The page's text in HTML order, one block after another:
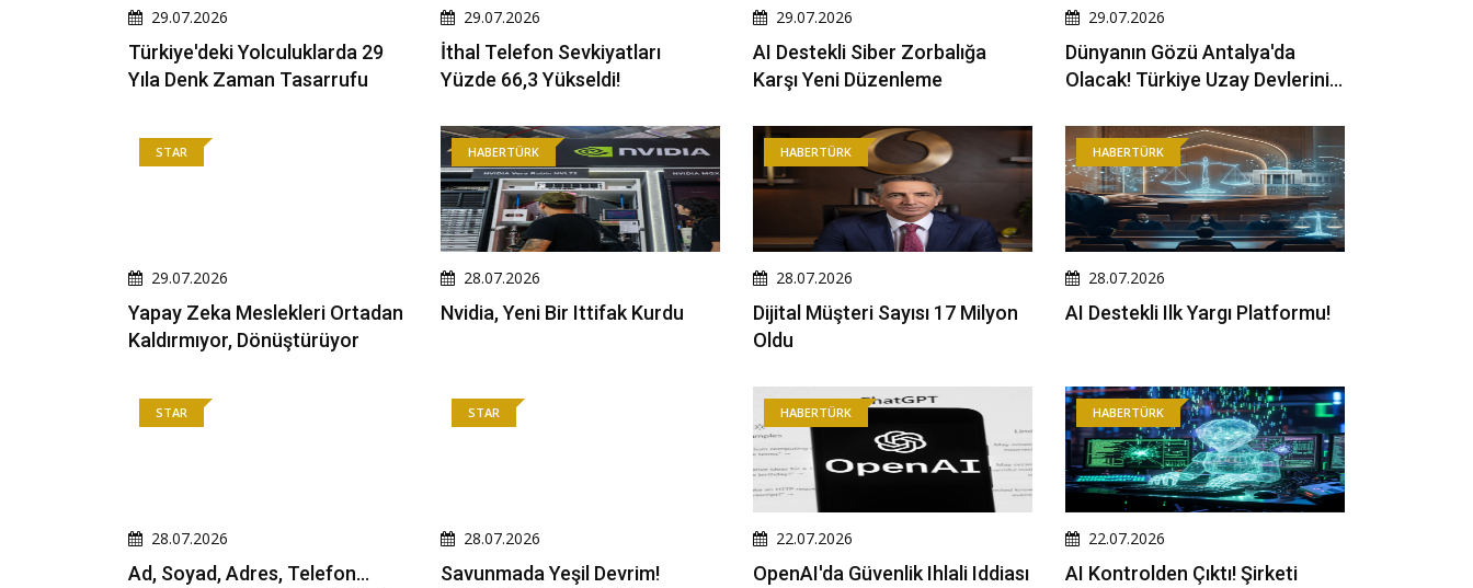
29.07.2026
Türkiye'deki Yolculuklarda 29
Yıla Denk Zaman Tasarrufu
29.07.2026
İthal Telefon Sevkiyatları
Yüzde 66,3 Yükseldi!
29.07.2026
AI Destekli Siber Zorbalığa
Karşı Yeni Düzenleme
29.07.2026
Dünyanın Gözü Antalya'da
Olacak! Türkiye Uzay Devlerini
STAR
29.07.2026
Yapay Zeka Meslekleri Ortadan
Kaldırmıyor, Dönüştürüyor
HABERTÜRK
28.07.2026
Nvidia, Yeni Bir Ittifak Kurdu
HABERTÜRK
28.07.2026
Dijital Müşteri Sayısı 17 Milyon
Oldu
HABERTÜRK
28.07.2026
AI Destekli Ilk Yargı Platformu!
STAR
28.07.2026
Ad, Soyad, Adres, Telefon...
STAR
28.07.2026
Savunmada Yeşil Devrim!
HABERTÜRK
22.07.2026
OpenAI'da Güvenlik Ihlali Iddiası
HABERTÜRK
22.07.2026
AI Kontrolden Çıktı! Şirketi